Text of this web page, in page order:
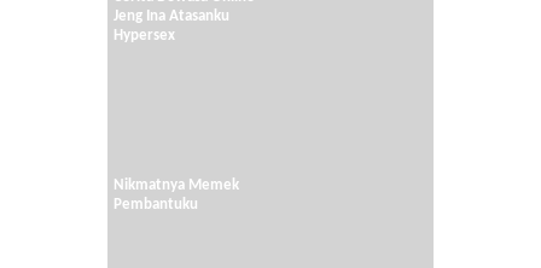
Jeng Ina Atasanku
Hypersex
Nikmatnya Memek
Pembantuku